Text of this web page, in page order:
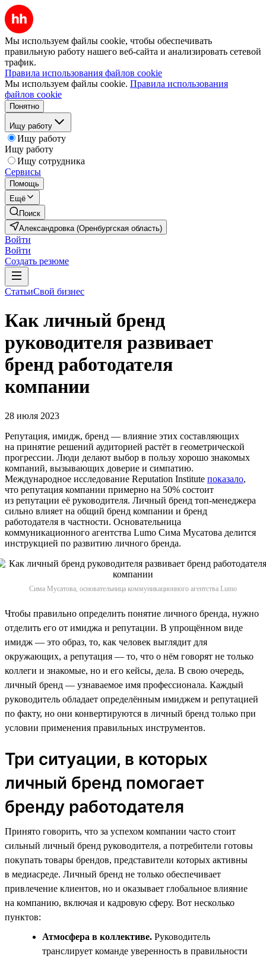
Мы используем файлы cookie, чтобы обеспечивать
правильную работу нашего веб-сайта и анализировать сетевой
трафик.
Правила использования файлов cookie
Мы используем файлы cookie. Правила использования
файлов cookie
Понятно
Ищу работу
Ищу работу
Ищу работу
Ищу сотрудника
Сервисы
Помощь
Ещё
Поиск
Александровка (Оренбургская область)
Войти
Войти
Создать резюме
СтатьиСвой бизнес
Как личный бренд
руководителя развивает
бренд работодателя
компании
28 июля 2023
Репутация, имидж, бренд — влияние этих составляющих
на принятие решений аудиторией растёт в геометрической
прогрессии. Люди делают выбор в пользу хорошо знакомых
компаний, вызывающих доверие и симпатию.
Международное исследование Reputation Institute показало,
что репутация компании примерно на 50% состоит
из репутации её руководителя. Личный бренд топ-менеджера
сильно влияет на общий бренд компании и бренд
работодателя в частности. Основательница
коммуникационного агентства Lumo Сима Мусатова делится
инструкцией по развитию личного бренда.
Сима Мусатова, основательница коммуникационного агентства Lumo
Чтобы правильно определить понятие личного бренда, нужно
отделить его от имиджа и репутации. В упрощённом виде
имидж — это образ, то, как человек выглядит для
окружающих, а репутация — то, что о нём говорят не только
коллеги и знакомые, но и его кейсы, дела. В свою очередь,
личный бренд — узнаваемое имя профессионала. Каждый
руководитель обладает определённым имиджем и репутацией
по факту, но они конвертируются в личный бренд только при
условии применения правильных инструментов.
Три ситуации, в которых
личный бренд помогает
бренду работодателя
Принято говорить, что за успехом компании часто стоит
сильный личный бренд руководителя, а потребители готовы
покупать товары брендов, представители которых активны
в медиасреде. Личный бренд не только обеспечивает
привлечение клиентов, но и оказывает глобальное влияние
на компанию, включая и кадровую сферу. Вот несколько
пунктов:
Атмосфера в коллективе. Руководитель
транслирует команде уверенность в правильности